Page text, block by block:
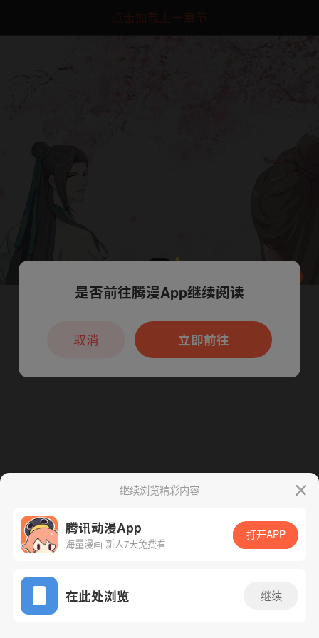
点击加载上一章节
App免费看
腾漫App免费看
继续浏览精彩内容
腾讯动漫App
海量漫画 新人7天免费看
打开APP
在此处浏览 继续
本章节仅支持App阅读，可打开App新用
户7天免费看
是否前往腾漫App继续阅读
立即前往
取消